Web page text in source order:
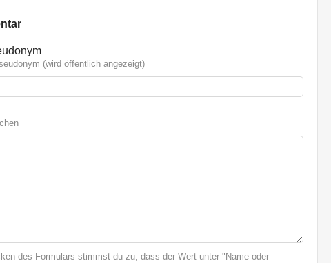
(wird öffentlich angezeigt)
des Formulars stimmst du zu, dass der Wert unter "Name oder